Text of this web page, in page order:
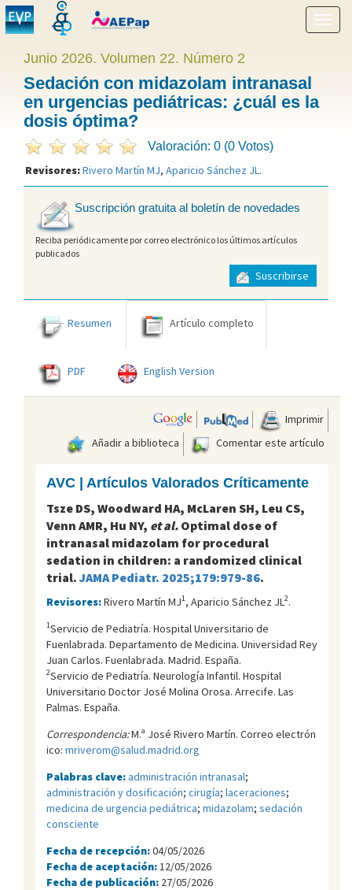
menú
Junio 2026. Volumen 22. Número 2
Sedación con midazolam intranasal
en urgencias pediátricas: ¿cuál es la
dosis óptima?
Valoración: 0 (0 Votos)
Revisores:Rivero Martín MJ, Aparicio Sánchez JL.
Suscripción gratuita al boletín de novedades
Reciba periódicamente por correo electrónico los últimos artículos
publicados
Suscribirse
Resumen Artículo completo
PDF English Version
Imprimir
Añadir a biblioteca
Comentar este artículo
AVC | Artículos Valorados Críticamente
Tsze DS, Woodward HA, McLaren SH, Leu CS,
Venn AMR, Hu NY, et al. Optimal dose of
intranasal midazolam for procedural
sedation in children: a randomized clinical
trial. JAMA Pediatr. 2025;179:979-86.
Revisores:Rivero Martín MJ1, Aparicio Sánchez JL 2.
1Servicio de Pediatría. Hospital Universitario de
Fuenlabrada. Departamento de Medicina. Universidad Rey
Juan Carlos. Fuenlabrada. Madrid. España.
2Servicio de Pediatría. Neurología Infantil. Hospital
Universitario Doctor José Molina Orosa. Arrecife. Las
Palmas. España.
Correspondencia:M.ª José Rivero Martín. Correo electrón
ico: mriverom@salud.madrid.org
Palabras clave:administración intranasal;
administración y dosificación; cirugía; laceraciones;
medicina de urgencia pediátrica; midazolam; sedación
consciente
Fecha de recepción:04/05/2026
Fecha de aceptación: 12/05/2026
Fecha de publicación: 27/05/2026